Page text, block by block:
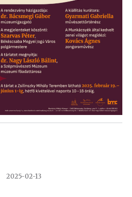
2025-02-13